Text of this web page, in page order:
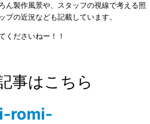
ん製作風景や、スタッフの視線で考える照
プの近況なども記載しています。
くださいねー！！
事はこちら
romi-